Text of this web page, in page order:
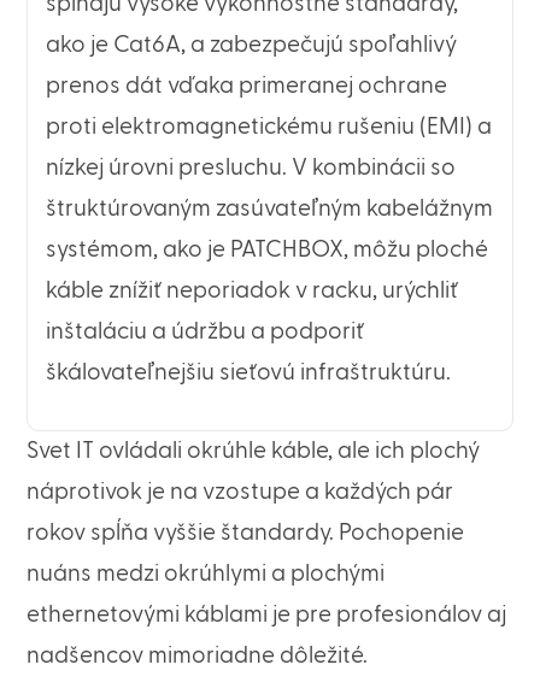
ako je Cat6A, a zabezpečujú spoľahlivý
prenos dát vďaka primeranej ochrane
proti elektromagnetickému rušeniu (EMI) a
nízkej úrovni presluchu. V kombinácii so
štruktúrovaným zasúvateľným kabelážnym
systémom, ako je PATCHBOX, môžu ploché
káble znížiť neporiadok v racku, urýchliť
inštaláciu a údržbu a podporiť
škálovateľnejšiu sieťovú infraštruktúru.
Svet IT ovládali okrúhle káble, ale ich plochý
náprotivok je na vzostupe a každých pár
rokov spĺňa vyššie štandardy. Pochopenie
nuáns medzi okrúhlymi a plochými
ethernetovými káblami je pre profesionálov aj
nadšencov mimoriadne dôležité.